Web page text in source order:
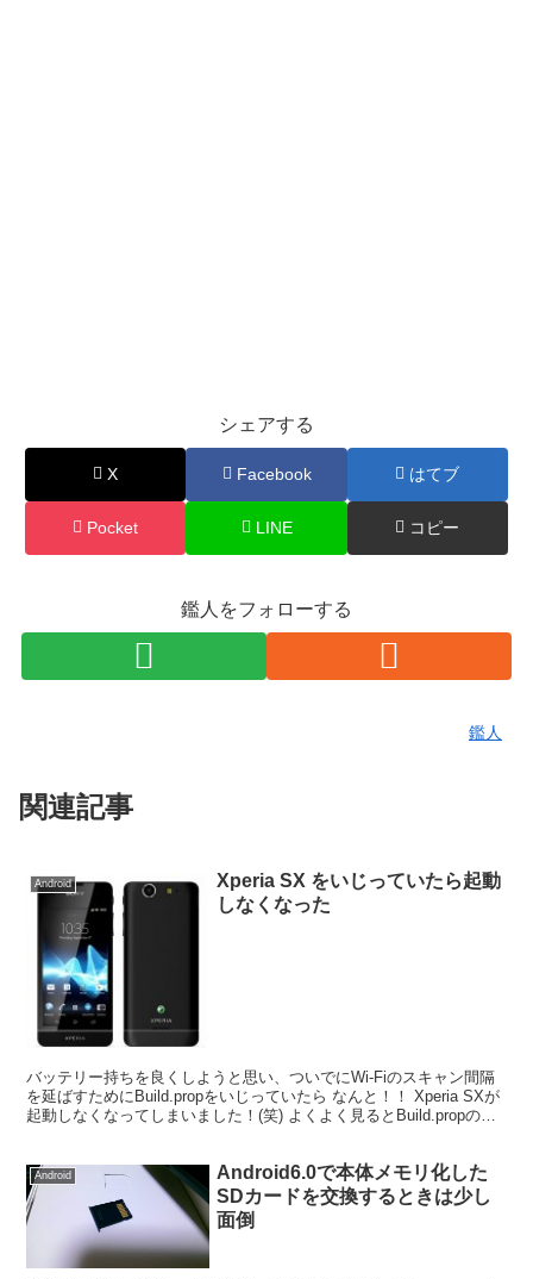
シェアする
X Facebook はてブ
Pocket LINE コピー
鑑人をフォローする
鑑人
関連記事
Android
Xperia SX をいじっていたら起動
しなくなった
バッテリー持ちを良くしようと思い、ついでにWi-Fiのスキャン間隔
を延ばすためにBuild.propをいじっていたら なんと！！ Xperia SXが
起動しなくなってしまいました！(笑) よくよく見るとBuild.propの中
Android
Android6.0で本体メモリ化した
SDカードを交換するときは少し
面倒